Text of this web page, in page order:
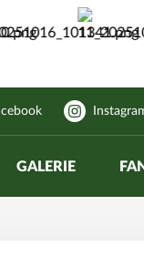
GALERIE